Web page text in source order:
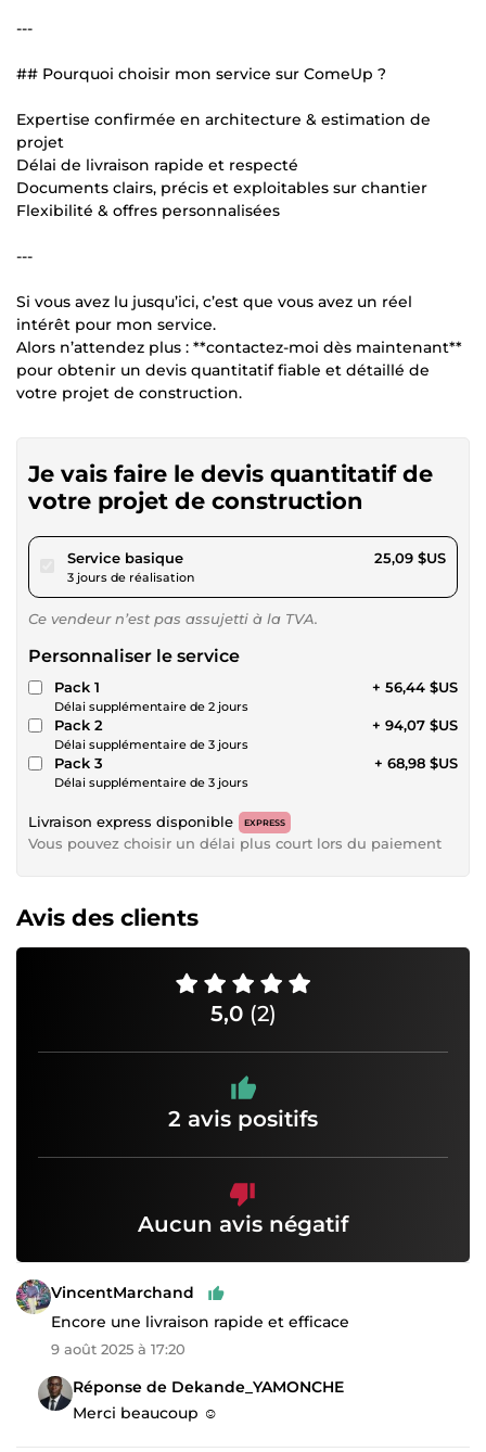
---
## Pourquoi choisir mon service sur ComeUp ?
Expertise confirmée en architecture & estimation de
projet
Délai de livraison rapide et respecté
Documents clairs, précis et exploitables sur chantier
Flexibilité & offres personnalisées
---
Si vous avez lu jusqu’ici, c’est que vous avez un réel
intérêt pour mon service.
Alors n’attendez plus : **contactez-moi dès maintenant**
pour obtenir un devis quantitatif fiable et détaillé de
votre projet de construction.
Je vais faire le devis quantitatif de
votre projet de construction
Service basiquepour 23,12 $US
3 jours de réalisation
25,09 $US
Ce vendeur n’est pas assujetti à la TVA.
Personnaliser le service
Pack 1
Délai supplémentaire de 2 jours
+ 56,44 $US
Pack 2
Délai supplémentaire de 3 jours
+ 94,07 $US
Pack 3
Délai supplémentaire de 3 jours
+ 68,98 $US
Livraison express disponible EXPRESS
Vous pouvez choisir un délai plus court lors du paiement
Avis des clients
5,0 (2)
2 avis positifs
Aucun avis négatif
VincentMarchand
Encore une livraison rapide et efficace
9 août 2025 à 17:20
Réponse de Dekande_YAMONCHE
Merci beaucoup ☺️